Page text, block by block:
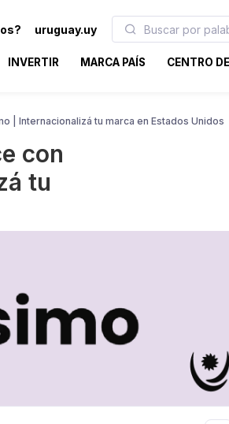
uruguay.uy
INVERTIR MARCA PAÍS CENTRO
| Internacionalizá tu marca en Estados Unidos
con
tu